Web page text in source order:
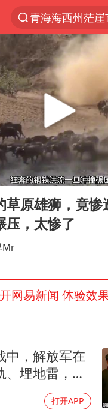
我国编制完成新
台风白海豚登
看守所辅警收
台风白海豚进
吉林一“温度计
24小时不关空
CIA被曝已秘密
草原雄狮，竟惨
压，太惨了
Mr
网易新闻 体验效
中，解放军在
、埋地雷，是
打开APP